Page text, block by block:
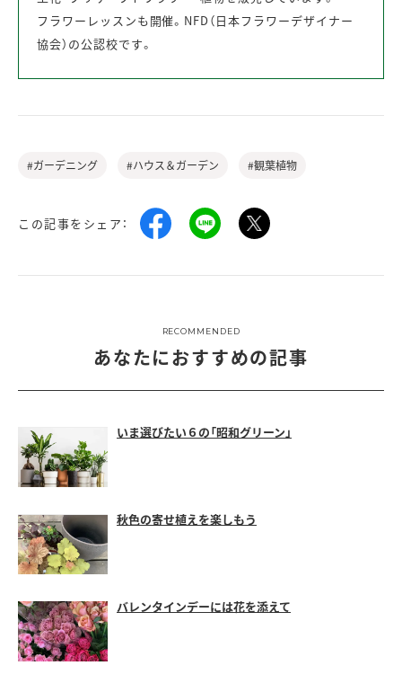
フラワーレッスンも開催。NFD（日本フラワーデザイナー
協会）の公認校です。
#ガーデニング #ハウス＆ガーデン #観葉植物
この記事をシェア：
RECOMMENDED
あなたにおすすめの記事
いま選びたい６の「昭和グリーン」
秋色の寄せ植えを楽しもう
バレンタインデーには花を添えて